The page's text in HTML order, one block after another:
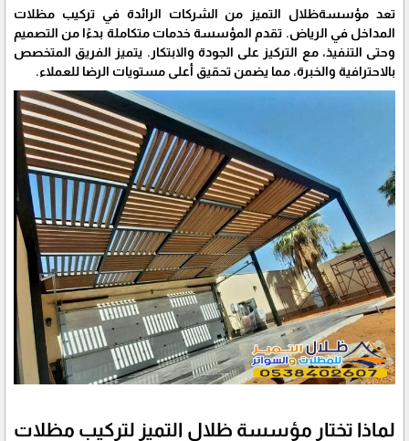
تعد مؤسسةظلال التميز من الشركات الرائدة في تركيب مظلات
المداخل في الرياض. تقدم المؤسسة خدمات متكاملة بدءًا من التصميم
وحتى التنفيذ، مع التركيز على الجودة والابتكار. يتميز الفريق المتخصص
بالاحترافية والخبرة، مما يضمن تحقيق أعلى مستويات الرضا للعملاء.
لماذا تختار مؤسسة ظلال التميز لتركيب مظلات